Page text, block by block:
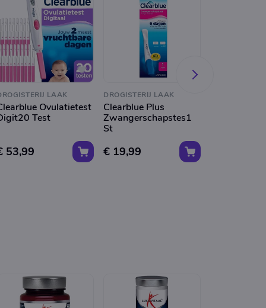
LAAK
Ovulatietest
Test
53,99
DROGISTERIJ LAAK
Clearblue Plus
Zwangerschapstes1
St
€ 19,99